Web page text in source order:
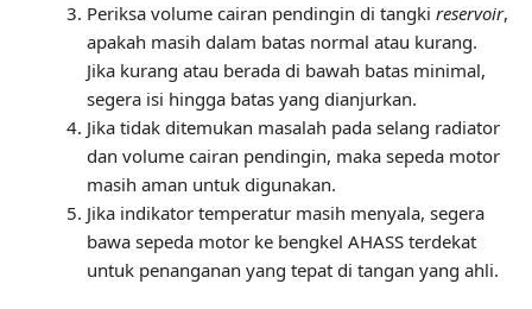
Periksa volume cairan pendingin di tangki reservoir,
apakah masih dalam batas normal atau kurang.
Jika kurang atau berada di bawah batas minimal,
segera isi hingga batas yang dianjurkan.
Jika tidak ditemukan masalah pada selang radiator
dan volume cairan pendingin, maka sepeda motor
masih aman untuk digunakan.
Jika indikator temperatur masih menyala, segera
bawa sepeda motor ke bengkel AHASS terdekat
untuk penanganan yang tepat di tangan yang ahli.